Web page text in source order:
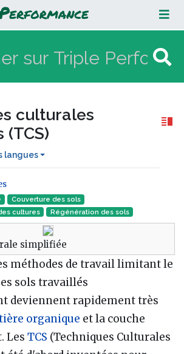
culturales simplifiées
culturales
langues
Couverture des sols
cultures
Régénération des sols
simplifiée
méthodes de travail limitant le
sols travaillés
deviennent rapidement très
organique et la couche
Les TCS (Techniques Culturales